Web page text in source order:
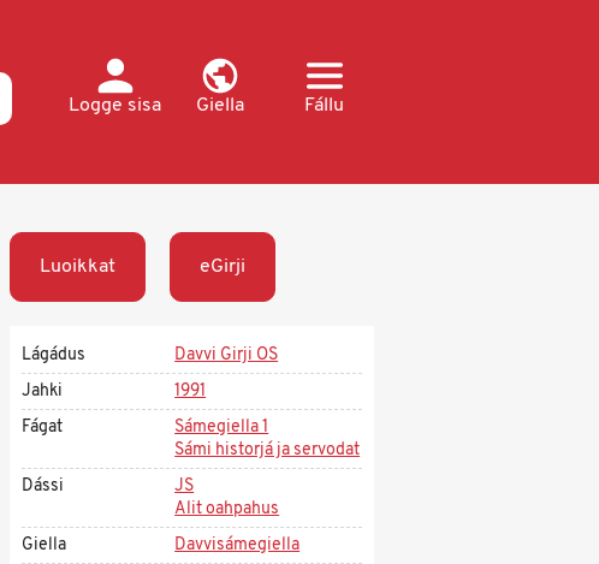
Logge sisa
Giella Fállu
Luoikkat eGirji
Lágádus
Davvi Girji OS
Jahki
1991
Fágat
Sámegiella 1
Sámi historjá ja servodat
Dássi
JS
Alit oahpahus
Giella
Davvisámegiella